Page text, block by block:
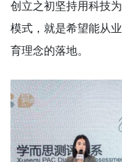
创立之初坚持用科技
模式，就是希望能从
育理念的落地。